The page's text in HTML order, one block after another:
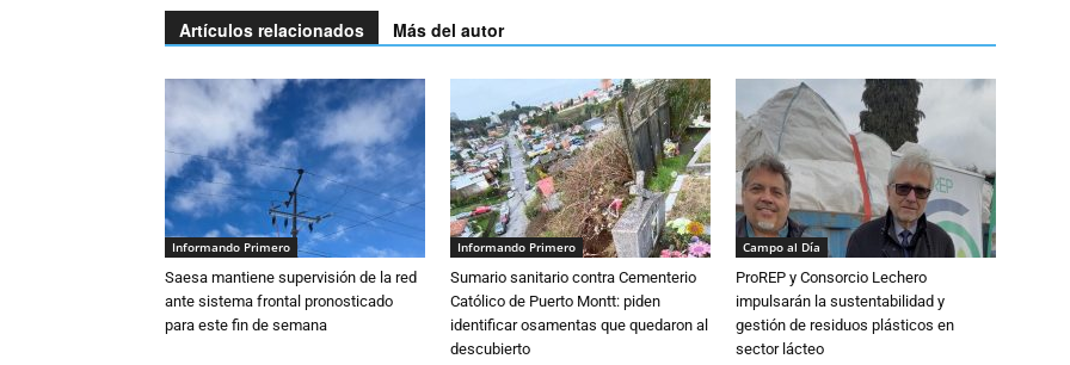
Artículos relacionados Más del autor
Informando Primero
Saesa mantiene supervisión de la red
ante sistema frontal pronosticado
para este fin de semana
Informando Primero
Sumario sanitario contra Cementerio
Católico de Puerto Montt: piden
identificar osamentas que quedaron al
descubierto
Campo al Día
ProREP y Consorcio Lechero
impulsarán la sustentabilidad y
gestión de residuos plásticos en
sector lácteo